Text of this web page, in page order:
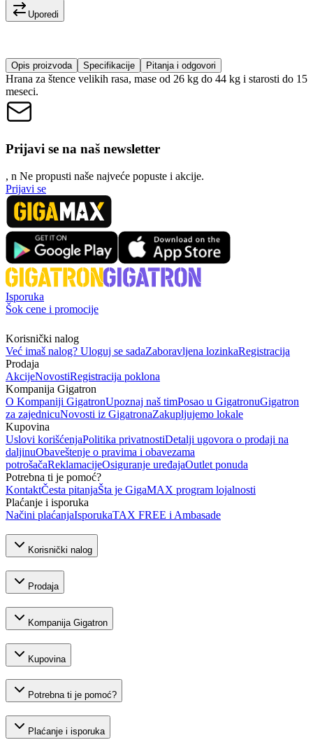
Uporedi
Opis proizvoda Specifikacije Pitanja i odgovori
Hrana za štence velikih rasa, mase od 26 kg do 44 kg i starosti do 15
meseci.
Prijavi se na naš newsletter
, n Ne propusti naše najveće popuste i akcije.
Prijavi se
Isporuka
Šok cene i promocije
Korisnički nalog
Već imaš nalog? Uloguj se sadaZaboravljena lozinkaRegistracija
Prodaja
AkcijeNovostiRegistracija poklona
Kompanija Gigatron
O Kompaniji GigatronUpoznaj naš timPosao u GigatronuGigatron
za zajednicuNovosti iz GigatronaZakupljujemo lokale
Kupovina
Uslovi korišćenjaPolitika privatnostiDetalji ugovora o prodaji na
daljinuObaveštenje o pravima i obavezama
potrošačaReklamacijeOsiguranje uređajaOutlet ponuda
Potrebna ti je pomoć?
KontaktČesta pitanjaŠta je GigaMAX program lojalnosti
Plaćanje i isporuka
Načini plaćanjaIsporukaTAX FREE i Ambasade
Korisnički nalog
Prodaja
Kompanija Gigatron
Kupovina
Potrebna ti je pomoć?
Plaćanje i isporuka